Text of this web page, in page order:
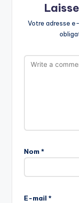
Votre adresse
Nom *
E-mail *